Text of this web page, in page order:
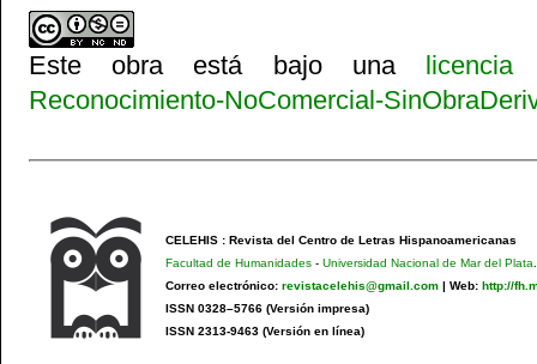
Este obra está bajo una
Reconocimiento-NoComercial-
CELEHIS : Revista del Centro de Letras Hispanoamericanas
Facultad de Humanidades- Universidad Nacional de Mar del Plata
Correo electrónico: revistacelehis@gmail.com| Web: http://
ISSN 0328–5766 (Versión impresa)
ISSN 2313-9463 (Versión en línea)